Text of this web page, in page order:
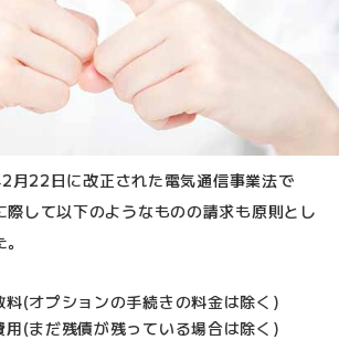
月22日に改正された電気通信事業法で
際して以下のようなものの請求も原則とし
料(オプションの手続きの料金は除く)
用(まだ残債が残っている場合は除く)